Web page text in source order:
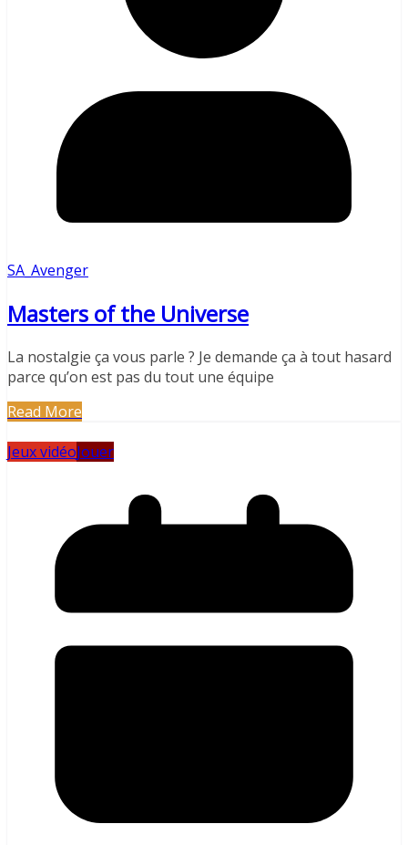
SA_Avenger
Masters of the Universe
La nostalgie ça vous parle ? Je demande ça à tout hasard
parce qu’on est pas du tout une équipe
Read More
Jeux vidéoJouer